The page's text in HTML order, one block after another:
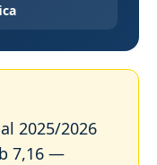
2025/2026
7,16 —